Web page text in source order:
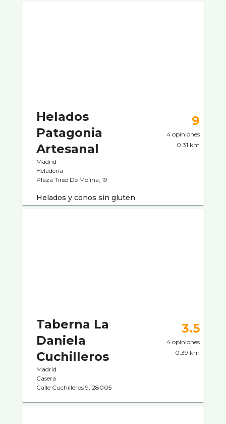
Helados
Patagonia
Artesanal
Madrid
Heladerí­a
Plaza Tirso De Molina, 19
9
4 opiniones
0.31 km
Helados y conos sin gluten
Taberna La
Daniela
Cuchilleros
Madrid
Casera
Calle Cuchilleros 9, 28005
3.5
4 opiniones
0.39 km